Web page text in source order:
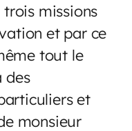
missions
et par ce
tout le
des
et
monsieur